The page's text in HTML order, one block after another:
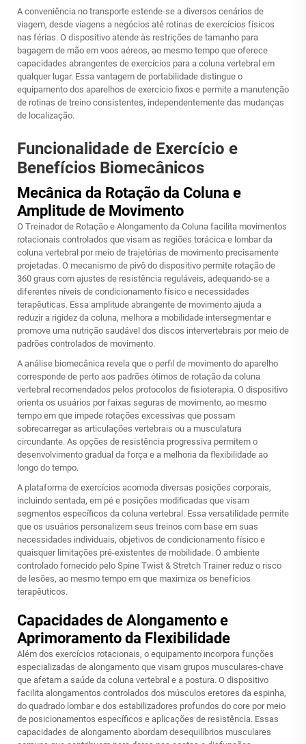
A conveniência no transporte estende-se a diversos cenários de
viagem, desde viagens a negócios até rotinas de exercícios físicos
nas férias. O dispositivo atende às restrições de tamanho para
bagagem de mão em voos aéreos, ao mesmo tempo que oferece
capacidades abrangentes de exercícios para a coluna vertebral em
qualquer lugar. Essa vantagem de portabilidade distingue o
equipamento dos aparelhos de exercício fixos e permite a manutenção
de rotinas de treino consistentes, independentemente das mudanças
de localização.
Funcionalidade de Exercício e
Benefícios Biomecânicos
Mecânica da Rotação da Coluna e
Amplitude de Movimento
O Treinador de Rotação e Alongamento da Coluna facilita movimentos
rotacionais controlados que visam as regiões torácica e lombar da
coluna vertebral por meio de trajetórias de movimento precisamente
projetadas. O mecanismo de pivô do dispositivo permite rotação de
360 graus com ajustes de resistência reguláveis, adequando-se a
diferentes níveis de condicionamento físico e necessidades
terapêuticas. Essa amplitude abrangente de movimento ajuda a
reduzir a rigidez da coluna, melhora a mobilidade intersegmentar e
promove uma nutrição saudável dos discos intervertebrais por meio de
padrões controlados de movimento.
A análise biomecânica revela que o perfil de movimento do aparelho
corresponde de perto aos padrões ótimos de rotação da coluna
vertebral recomendados pelos protocolos de fisioterapia. O dispositivo
orienta os usuários por faixas seguras de movimento, ao mesmo
tempo em que impede rotações excessivas que possam
sobrecarregar as articulações vertebrais ou a musculatura
circundante. As opções de resistência progressiva permitem o
desenvolvimento gradual da força e a melhoria da flexibilidade ao
longo do tempo.
A plataforma de exercícios acomoda diversas posições corporais,
incluindo sentada, em pé e posições modificadas que visam
segmentos específicos da coluna vertebral. Essa versatilidade permite
que os usuários personalizem seus treinos com base em suas
necessidades individuais, objetivos de condicionamento físico e
quaisquer limitações pré-existentes de mobilidade. O ambiente
controlado fornecido pelo Spine Twist & Stretch Trainer reduz o risco
de lesões, ao mesmo tempo em que maximiza os benefícios
terapêuticos.
Capacidades de Alongamento e
Aprimoramento da Flexibilidade
Além dos exercícios rotacionais, o equipamento incorpora funções
especializadas de alongamento que visam grupos musculares-chave
que afetam a saúde da coluna vertebral e a postura. O dispositivo
facilita alongamentos controlados dos músculos eretores da espinha,
do quadrado lombar e dos estabilizadores profundos do core por meio
de posicionamentos específicos e aplicações de resistência. Essas
capacidades de alongamento abordam desequilíbrios musculares